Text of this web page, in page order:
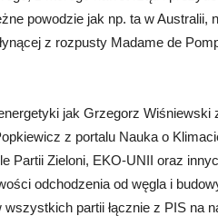
powodzie jak np. ta w Australii,
z rozpusty Madame de
jak Grzegorz Wiśniewski
z portalu Nauka o
Partii Zieloni, EKO-UNII oraz
odchodzenia od węgla i
partii łącznie z PIS na